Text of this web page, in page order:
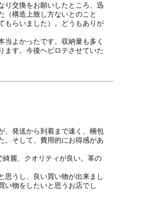
り交換をお願いしたところ、迅
（構造上致し方ないとのこと
もらいました）。どうもありが
当よかったです。収納量も多く
ます。今後ヘビロテさせていた
、発送から到着まで速く、梱包
。そして、費用的にお得感があ
麗、クオリティが良い。革の
思うし、良い買い物が出来まし
い物をしたいと思うお店でし